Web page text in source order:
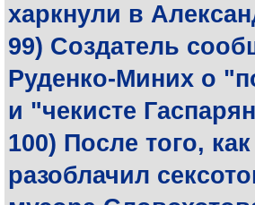
харкнули в
99) Создатель
Руденко-Миних о
и "чекисте
100) После того,
разоблачил